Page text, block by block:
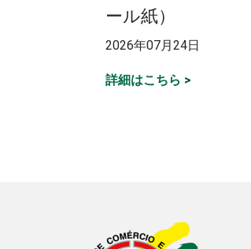
ール紙）
2026年07月24日
詳細はこちら >